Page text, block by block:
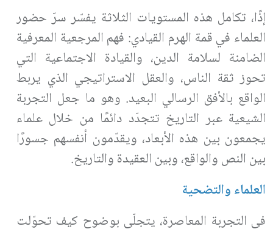
إذًا، تكامل هذه المستويات الثلاثة يفسّر سرّ حضور
العلماء في قمة الهرم القيادي: فهم المرجعية المعرفية
الضامنة لسلامة الدين، والقيادة الاجتماعية التي
تحوز ثقة الناس، والعقل الاستراتيجي الذي يربط
الواقع بالأفق الرسالي البعيد. وهو ما جعل التجربة
الشيعية عبر التاريخ تتجدّد دائمًا من خلال علماء
يجمعون بين هذه الأبعاد، ويقدّمون أنفسهم جسورًا
بين النص والواقع، وبين العقيدة والتاريخ.
العلماء والتضحية
في التجربة المعاصرة، يتجلّى بوضوح كيف تحوّلت